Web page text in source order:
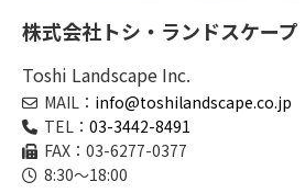
株式会社トシ・ランドスケープ
Toshi Landscape Inc.
MAIL： info@toshilandscape.co.jp
TEL： 03-3442-8491
FAX：03-6277-0377
8:30～18:00